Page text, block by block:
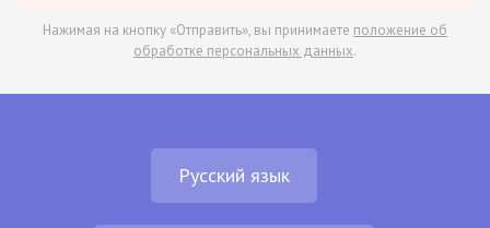
Нажимая на кнопку «Отправить», вы принимаете положение об
обработке персональных данных.
Русский язык